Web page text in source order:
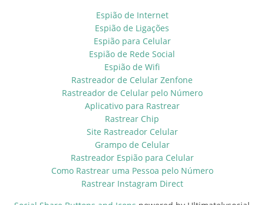
Espião de Internet
Espião de Ligações
Espião para Celular
Espião de Rede Social
Espião de Wifi
Rastreador de Celular Zenfone
Rastreador de Celular pelo Número
Aplicativo para Rastrear
Rastrear Chip
Site Rastreador Celular
Grampo de Celular
Rastreador Espião para Celular
Como Rastrear uma Pessoa pelo Número
Rastrear Instagram Direct